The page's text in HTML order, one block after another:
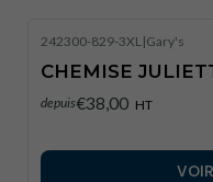
242300-829-3XL|Gary's
CHEMISE
depuis€38,00 HT